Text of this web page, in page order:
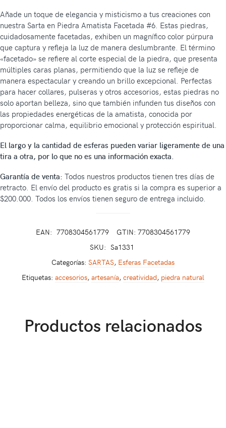
Añade un toque de elegancia y misticismo a tus creaciones con
nuestra Sarta en Piedra Amatista Facetada #6. Estas piedras,
cuidadosamente facetadas, exhiben un magnífico color púrpura
que captura y refleja la luz de manera deslumbrante. El término
«facetado» se refiere al corte especial de la piedra, que presenta
múltiples caras planas, permitiendo que la luz se refleje de
manera espectacular y creando un brillo excepcional. Perfectas
para hacer collares, pulseras y otros accesorios, estas piedras no
solo aportan belleza, sino que también infunden tus diseños con
las propiedades energéticas de la amatista, conocida por
proporcionar calma, equilibrio emocional y protección espiritual.
El largo y la cantidad de esferas pueden variar ligeramente de una
tira a otra, por lo que no es una información exacta.
Garantía de venta: Todos nuestros productos tienen tres días de
retracto. El envío del producto es gratis si la compra es superior a
$200.000. Todos los envíos tienen seguro de entrega incluido.
EAN: 7708304561779
GTIN: 7708304561779
SKU: Sa1331
Categorías: SARTAS, Esferas Facetadas
Etiquetas: accesorios, artesanía, creatividad, piedra natural
Productos relacionados